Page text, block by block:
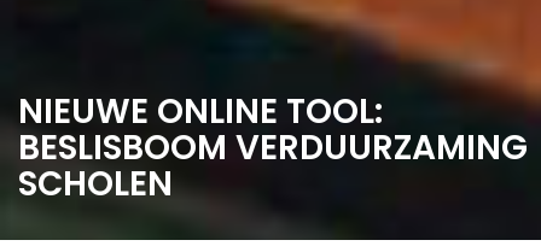
NIEUWE ONLINE TOOL:
BESLISBOOM VERDUURZAMING
SCHOLEN